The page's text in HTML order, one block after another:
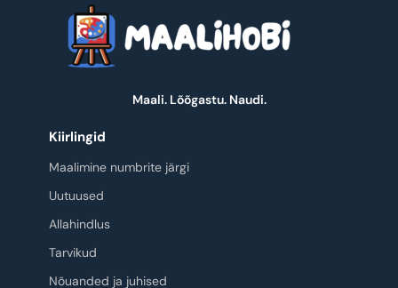
Maali. Lõõgastu. Naudi.
Kiirlingid
Maalimine numbrite järgi
Uutuused
Allahindlus
Tarvikud
Nõuanded ja juhised